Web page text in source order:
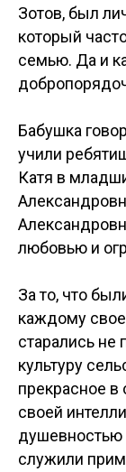
Зотов, был
который
семью. Да и
Бабушка
учили
Катя в
любовью и
За то, что
каждому
старались не
культуру
прекрасное
своей
душевностью
служили